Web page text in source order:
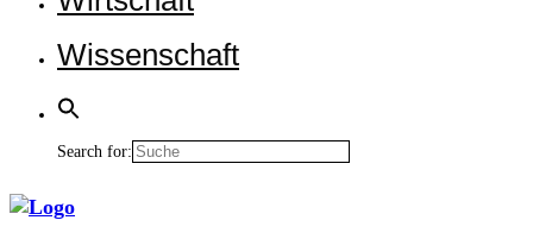
Wis­sen­schaft
Search for: